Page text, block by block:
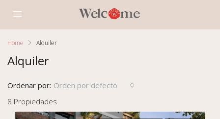
Home Alquiler
Alquiler
8 Propiedades
Ordenar por: Orden por defecto